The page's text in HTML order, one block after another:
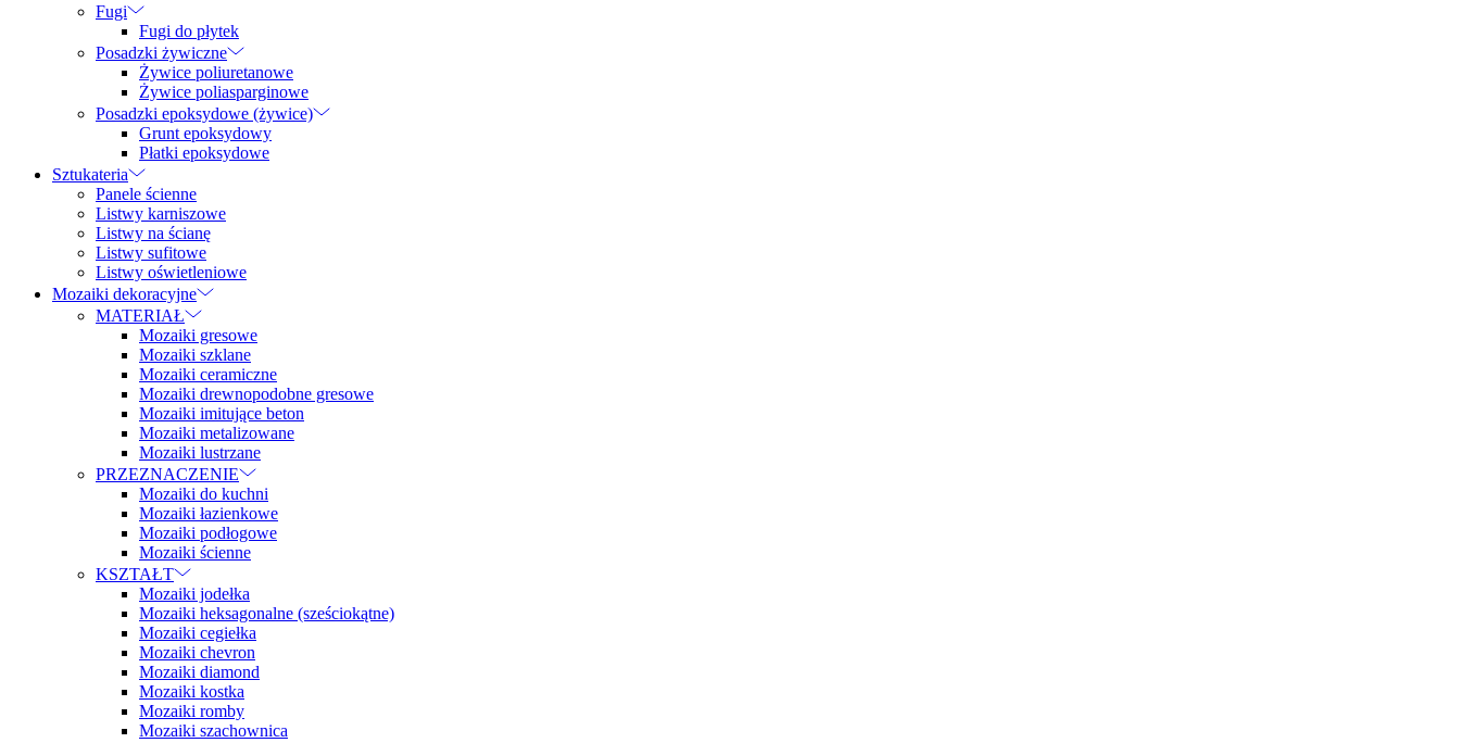
Fugi
Fugi do płytek
Posadzki żywiczne
Żywice poliuretanowe
Żywice poliasparginowe
Posadzki epoksydowe (żywice)
Grunt epoksydowy
Płatki epoksydowe
Sztukateria
Panele ścienne
Listwy karniszowe
Listwy na ścianę
Listwy sufitowe
Listwy oświetleniowe
Mozaiki dekoracyjne
MATERIAŁ
Mozaiki gresowe
Mozaiki szklane
Mozaiki ceramiczne
Mozaiki drewnopodobne gresowe
Mozaiki imitujące beton
Mozaiki metalizowane
Mozaiki lustrzane
PRZEZNACZENIE
Mozaiki do kuchni
Mozaiki łazienkowe
Mozaiki podłogowe
Mozaiki ścienne
KSZTAŁT
Mozaiki jodełka
Mozaiki heksagonalne (sześciokątne)
Mozaiki cegiełka
Mozaiki chevron
Mozaiki diamond
Mozaiki kostka
Mozaiki romby
Mozaiki szachownica